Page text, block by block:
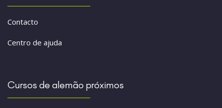
Contacto
Centro de ajuda
Cursos de alemão próximos